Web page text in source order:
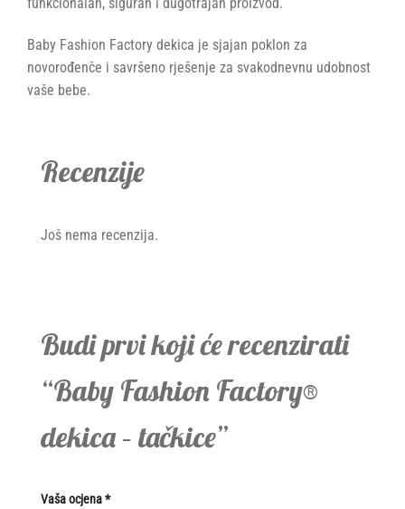
Baby Fashion Factory dekica je sjajan poklon za
novorođenče i savršeno rješenje za svakodnevnu udobnost
vaše bebe.
Recenzije
Još nema recenzija.
Budi prvi koji će recenzirati
“Baby Fashion Factory®
dekica – tačkice”
Vaša ocjena*